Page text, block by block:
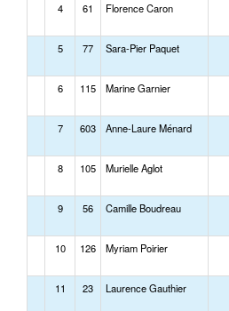
4 61 Florence Caron
5 77 Sara-Pier Paquet
6 115 Marine Garnier
7 603 Anne-Laure Ménard
8 105 Murielle Aglot
9 56 Camille Boudreau
10 126 Myriam Poirier
11 23 Laurence Gauthier